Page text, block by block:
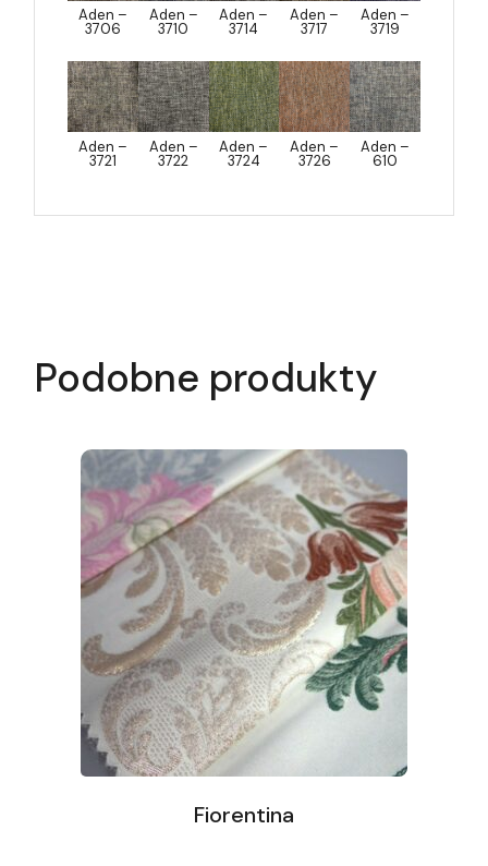
Aden –
3706
Aden –
3710
Aden –
3714
Aden –
3717
Aden –
3719
Aden –
3721
Aden –
3722
Aden –
3724
Aden –
3726
Aden –
610
Podobne produkty
Fiorentina